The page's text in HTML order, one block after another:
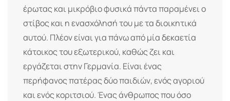
έρωτας και μικρόβιο φυσικά πάντα παραμένει ο
στίβος και η ενασχόλησή του με τα διοικητικά
αυτού. Πλέον είναι για πάνω από μία δεκαετία
κάτοικος του εξωτερικού, καθώς ζει και
εργάζεται στην Γερμανία. Είναι ένας
περήφανος πατέρας δύο παιδιών, ενός αγοριού
και ενός κοριτσιού. Ένας άνθρωπος που όσο